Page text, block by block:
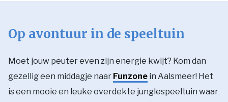
Op avontuur in de speeltuin
Moet jouw peuter even zijn energie kwijt? Kom dan
gezellig een middagje naar Funzone in Aalsmeer! Het
is een mooie en leuke overdekte junglespeeltuin waar